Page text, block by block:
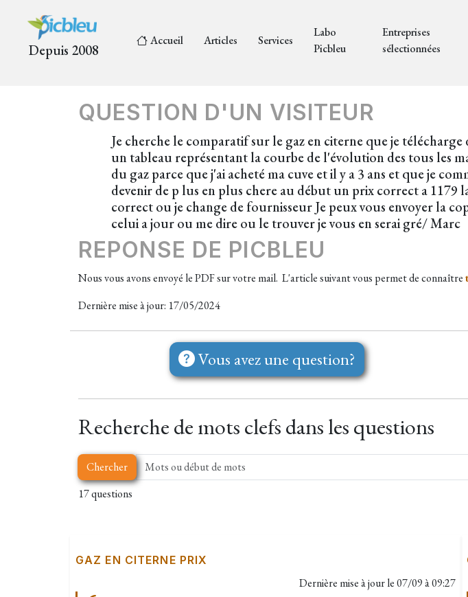
Depuis 2008
Accueil Articles Services
Labo
Picbleu
Entreprises
sélectionnées
QUESTION D'UN VISITEUR
Je cherche le comparatif sur le gaz en citerne que je
un tableau représentant la courbe de l'évolution des tous les
du gaz parce que j'ai acheté ma cuve et il y a 3 ans et que je
devenir de p lus en plus chere au début un prix correct a 1179
correct ou je change de fournisseur Je peux vous envoyer la
celui a jour ou me dire ou le trouver je vous en serai gré/ Marc
REPONSE DE PICBLEU
Nous vous avons envoyé le PDF sur votre mail. L'article suivant vous permet de connaître
Dernière mise à jour: 17/05/2024
Vous avez une question?
Recherche de mots clefs dans les questions
Chercher
17 questions
GAZ EN CITERNE PRIX
Dernière mise à jour le07/09 à 09:27